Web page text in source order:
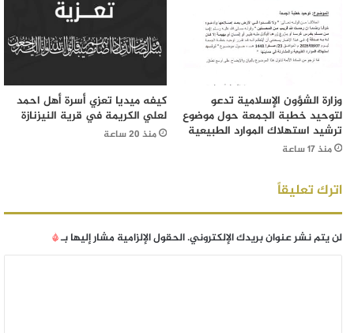
وزارة الشؤون الإسلامية تدعو
لتوحيد خطبة الجمعة حول موضوع
ترشيد استهلاك الموارد الطبيعية
منذ 17 ساعة
كيفه ميديا تعزي أسرة أهل احمد
لعلي الكريمة في قرية النيزنازة
منذ 20 ساعة
اترك تعليقاً
لن يتم نشر عنوان بريدك الإلكتروني.الحقول الإلزامية مشار إليها بـ*